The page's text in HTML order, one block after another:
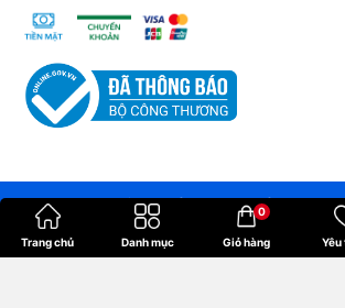
Bản quyền thuộc về
Cung cấp bởi
Trang chủ Danh mục Giỏ hàng
0